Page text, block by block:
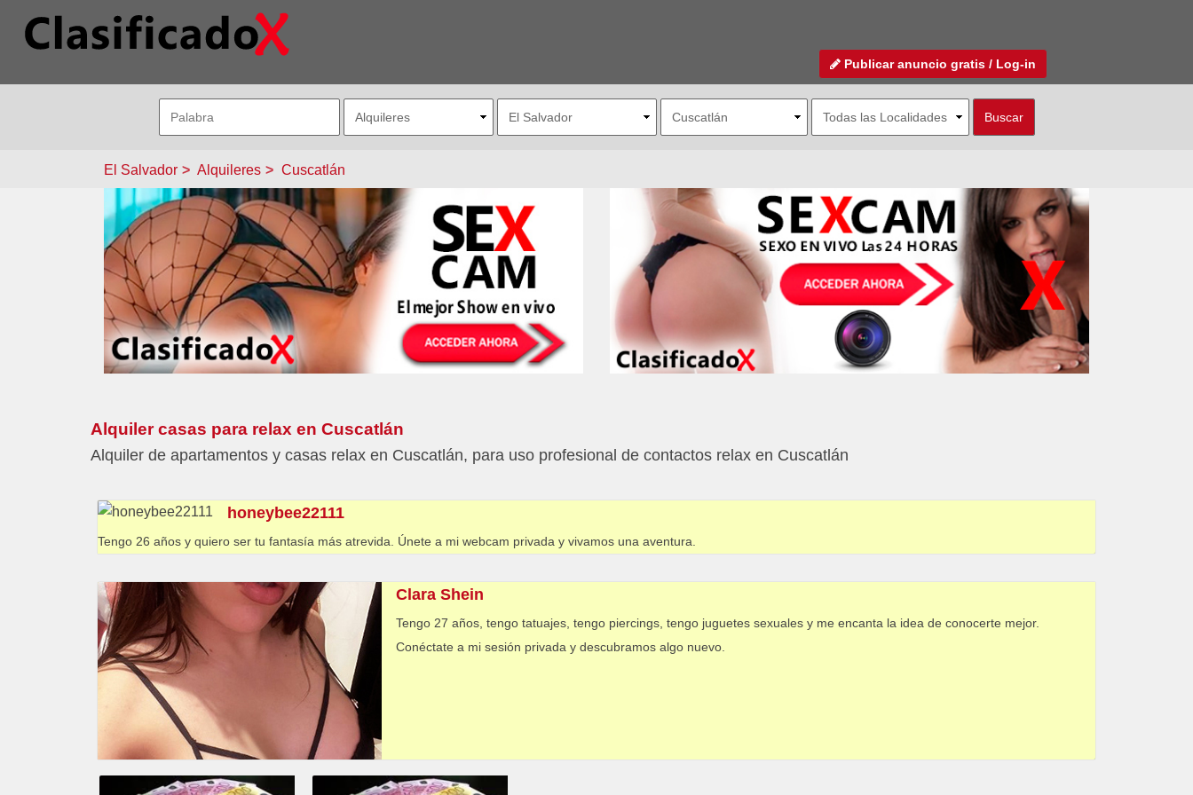
Publicar anuncio gratis / Log-in
El Salvador Alquileres Cuscatlán
Alquiler casas para relax en Cuscatlán
Alquiler de apartamentos y casas relax en Cuscatlán, para uso profesional de contactos relax en Cuscatlán
honeybee22111
Tengo 26 años y quiero ser tu fantasía más atrevida. Únete a mi webcam privada y vivamos una aventura.
Clara Shein
Tengo 27 años, tengo tatuajes, tengo piercings, tengo juguetes sexuales y me encanta la idea de conocerte mejor.
Conéctate a mi sesión privada y descubramos algo nuevo.